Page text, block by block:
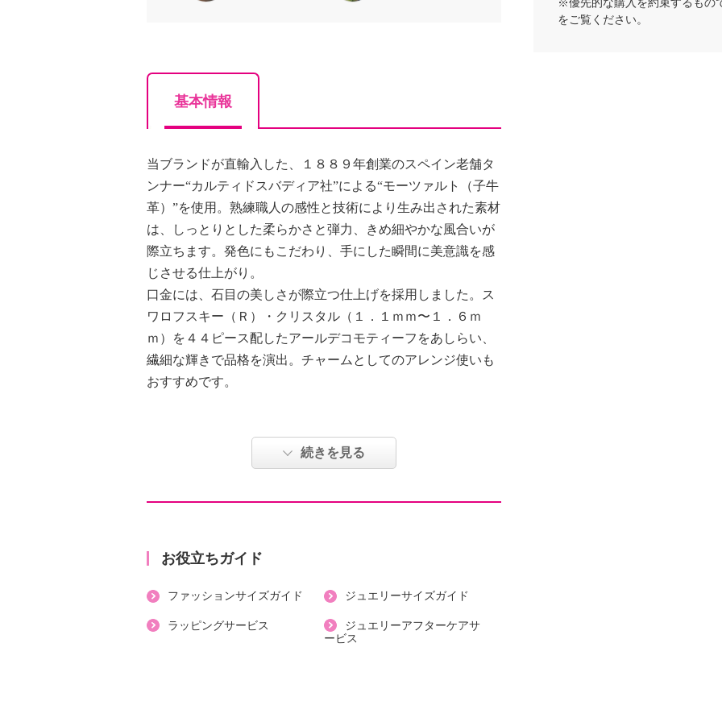
基本情報
当ブランドが直輸入した、１８８９年創業のスペイン老舗タ
ンナー“カルティドスバディア社”による“モーツァルト（子牛
革）”を使用。熟練職人の感性と技術により生み出された素材
は、しっとりとした柔らかさと弾力、きめ細やかな風合いが
際立ちます。発色にもこだわり、手にした瞬間に美意識を感
じさせる仕上がり。
口金には、石目の美しさが際立つ仕上げを採用しました。ス
ワロフスキー（Ｒ）・クリスタル（１．１ｍｍ〜１．６ｍ
ｍ）を４４ピース配したアールデコモティーフをあしらい、
繊細な輝きで品格を演出。チャームとしてのアレンジ使いも
おすすめです。
・カード収納枚数：６枚
・チェーンストラップ
・外側：牛革
・内側：レーヨン、牛革
続きを見る
お役立ちガイド
ファッションサイズガイド ジュエリーサイズガイド
ラッピングサービス
ジュエリーアフターケアサ
ービス
※優先的な購入を約束するもの
をご覧ください。